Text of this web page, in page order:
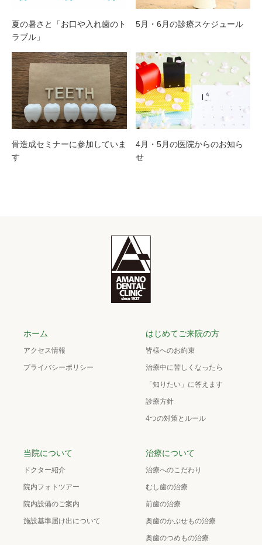
夏の暑さと「お口や入れ歯のト
ラブル」
5月・6月の診療スケジュール
骨造成セミナーに参加していま
す
4月・5月の医院からのお知ら
せ
ホーム
アクセス情報
プライバシーポリシー
はじめてご来院の方
皆様へのお約束
治療中に苦しくなったら
「知りたい」に答えます
診療方針
4つの対策とルール
当院について
ドクター紹介
院内フォトツアー
院内設備のご案内
施設基準届け出について
治療について
治療へのこだわり
むし歯の治療
前歯の治療
奥歯のかぶせもの治療
奥歯のつめもの治療